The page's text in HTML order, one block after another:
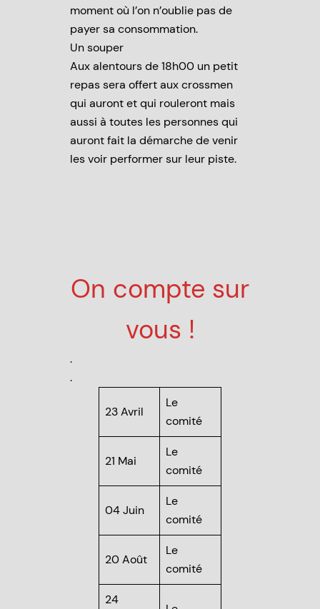
moment où l’on n’oublie pas de
payer sa consommation.
Un souper
Aux alentours de 18h00 un petit
repas sera offert aux crossmen
qui auront et qui rouleront mais
aussi à toutes les personnes qui
auront fait la démarche de venir
les voir performer sur leur piste.
On compte sur
vous !
.
.
23 Avril
Le
comité
21 Mai
Le
comité
04 Juin
Le
comité
20 Août
Le
comité
24